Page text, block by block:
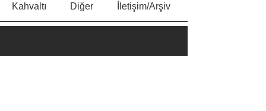
Kahvaltı Diğer İletişim/Arşiv